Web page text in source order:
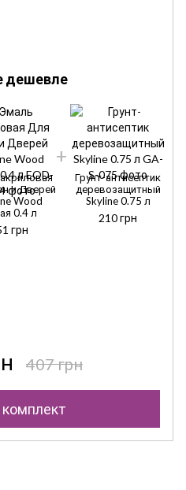
дешевле
и Дверей
Wood
0.4 л
грн
Грунт-антисептик
деревозащитный
Skyline 0.75 л
210 грн
407 грн
комплект